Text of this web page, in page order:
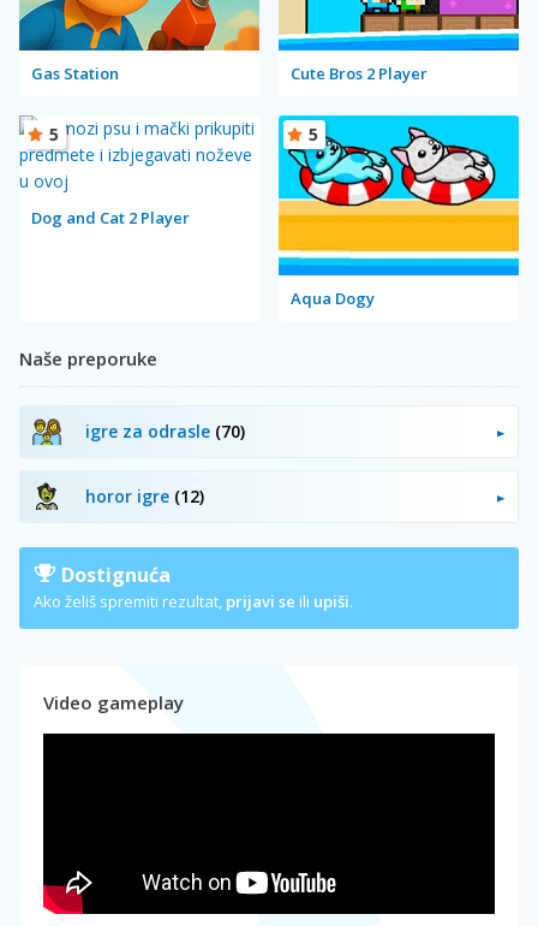
Gas Station Cute Bros 2 Player
Dog and Cat 2 Player
5
Aqua Dogy
5
Naše preporuke
igre za odrasle (70)
horor igre (12)
Dostignuća
Ako želiš spremiti rezultat, prijavi se ili upiši.
Video gameplay